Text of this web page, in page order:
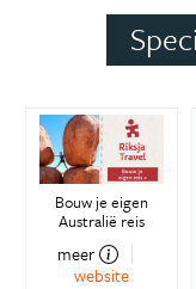
Bouw je eigen
Australië reis
meer
website